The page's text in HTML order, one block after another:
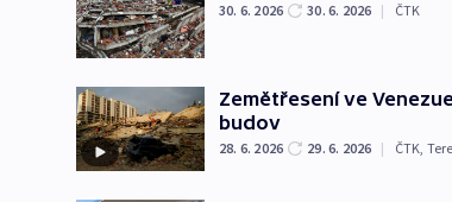
30. 6. 2026 30. 6. 2026 | ČTK
Zemětřesení ve
budov
28. 6. 2026 29. 6. 2026 | ČTK